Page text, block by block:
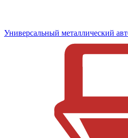
Универсальный металлический